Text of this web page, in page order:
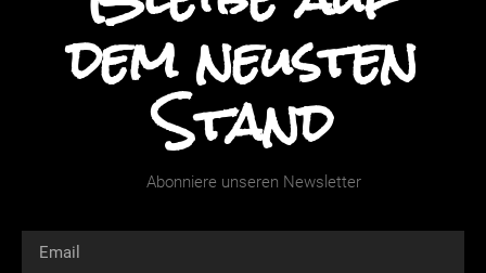
dem neusten
Stand
Abonniere unseren Newsletter